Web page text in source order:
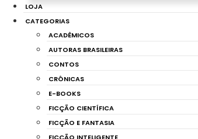
LOJA
CATEGORIAS
ACADÊMICOS
AUTORAS BRASILEIRAS
CONTOS
CRÔNICAS
E-BOOKS
FICÇÃO CIENTÍFICA
FICÇÃO E FANTASIA
FICÇÃO INTELIGENTE